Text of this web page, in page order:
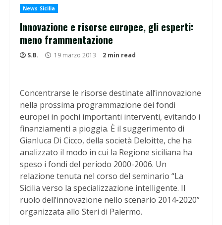
News Sicilia
Innovazione e risorse europee, gli esperti:
meno frammentazione
S.B. 19 marzo 2013 2 min read
Concentrarse le risorse destinate all’innovazione
nella prossima programmazione dei fondi
europei in pochi importanti interventi, evitando i
finanziamenti a pioggia. È il suggerimento di
Gianluca Di Cicco, della società Deloitte, che ha
analizzato il modo in cui la Regione siciliana ha
speso i fondi del periodo 2000-2006. Un
relazione tenuta nel corso del seminario “La
Sicilia verso la specializzazione intelligente. Il
ruolo dell’innovazione nello scenario 2014-2020”
organizzata allo Steri di Palermo.